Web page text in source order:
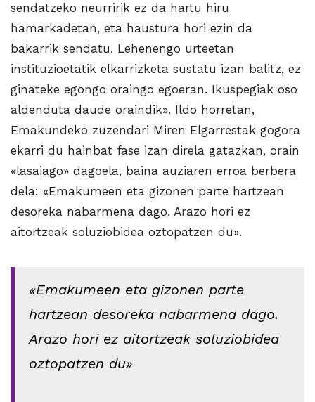
sendatzeko neurririk ez da hartu hiru
hamarkadetan, eta haustura hori ezin da
bakarrik sendatu. Lehenengo urteetan
instituzioetatik elkarrizketa sustatu izan balitz, ez
ginateke egongo oraingo egoeran. Ikuspegiak oso
aldenduta daude oraindik». Ildo horretan,
Emakundeko zuzendari Miren Elgarrestak gogora
ekarri du hainbat fase izan direla gatazkan, orain
«lasaiago» dagoela, baina auziaren erroa berbera
dela: «Emakumeen eta gizonen parte hartzean
desoreka nabarmena dago. Arazo hori ez
aitortzeak soluziobidea oztopatzen du».
«Emakumeen eta gizonen parte
hartzean desoreka nabarmena dago.
Arazo hori ez aitortzeak soluziobidea
oztopatzen du»